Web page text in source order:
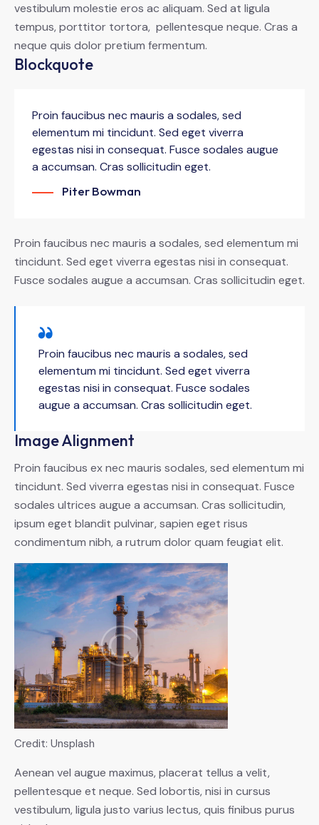
vestibulum molestie eros ac aliquam. Sed at ligula
tempus, porttitor tortora, pellentesque neque. Cras a
neque quis dolor pretium fermentum.
Blockquote
Proin faucibus nec mauris a sodales, sed
elementum mi tincidunt. Sed eget viverra
egestas nisi in consequat. Fusce sodales augue
a accumsan. Cras sollicitudin eget.
Piter Bowman
Proin faucibus nec mauris a sodales, sed elementum mi
tincidunt. Sed eget viverra egestas nisi in consequat.
Fusce sodales augue a accumsan. Cras sollicitudin eget.
Proin faucibus nec mauris a sodales, sed
elementum mi tincidunt. Sed eget viverra
egestas nisi in consequat. Fusce sodales
augue a accumsan. Cras sollicitudin eget.
Image Alignment
Proin faucibus ex nec mauris sodales, sed elementum mi
tincidunt. Sed viverra egestas nisi in consequat. Fusce
sodales ultrices augue a accumsan. Cras sollicitudin,
ipsum eget blandit pulvinar, sapien eget risus
condimentum nibh, a rutrum dolor quam feugiat elit.
Credit: Unsplash
Aenean vel augue maximus, placerat tellus a velit,
pellentesque et neque. Sed lobortis, nisi in cursus
vestibulum, ligula justo varius lectus, quis finibus purus